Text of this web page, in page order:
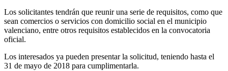
Los solicitantes tendrán que reunir una serie de requisitos, como que
sean comercios o servicios con domicilio social en el municipio
valenciano, entre otros requisitos establecidos en la convocatoria
oficial.
Los interesados ya pueden presentar la solicitud, teniendo hasta el
31 de mayo de 2018 para cumplimentarla.